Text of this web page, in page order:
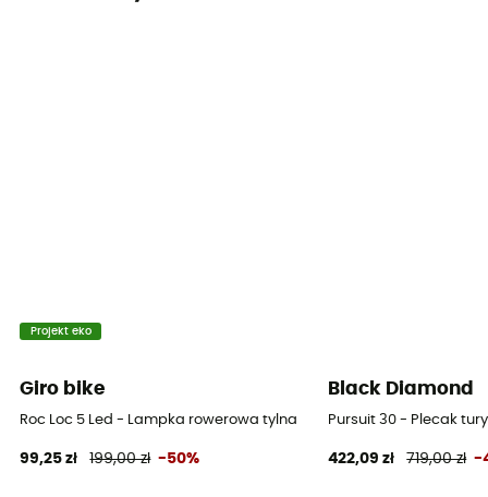
Projekt eko
Giro bike
Roc Loc 5 Led - Lampka rowerowa tylna
99,25 zł 199,00 zł -50%
Black Diamond
Pursuit 30 - Plecak
422,09 zł 719,00 zł -